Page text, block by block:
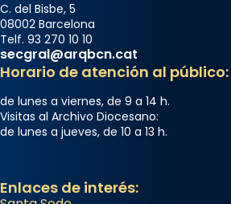
C. del Bisbe, 5
08002 Barcelona
Telf. 93 270 10 10
secgral@arqbcn.cat
Horario de atención al público:
de lunes a viernes, de 9 a 14 h.
Visitas al Archivo Diocesano:
de lunes a jueves, de 10 a 13 h.
Enlaces de interés: